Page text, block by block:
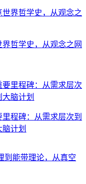
哲学史，从观念之网
程碑：从需求层次到
计划